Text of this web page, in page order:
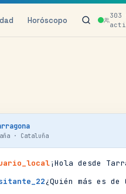
Horóscopo 303
· Cataluña
¡Hola desde
¿Quién más es de